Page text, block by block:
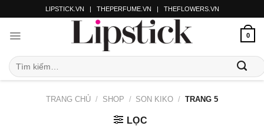
LIPSTICK.VN | THEPERFUME.VN | THEFLOWERS.VN
0
TRANG CHỦ / SHOP / SON KIKO / TRANG 5
LỌC